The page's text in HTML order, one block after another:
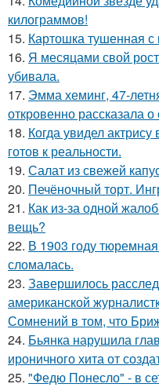
килограммов!
15. Картошка тушенная с
16. Я месяцами свой
убивала.
17. Эмма хеминг, 47-
откровенно рассказала
18. Когда увидел
готов к реальности.
19. Салат из свежей
20. Печёночный торт.
21. Как из-за одной
вещь?
22. В 1903 году
сломалась.
23. Завершилось
американской
Сомнений в том, что
24. Бьянка нарушила
ироничного хита от
25. "Федю Понесло" - в